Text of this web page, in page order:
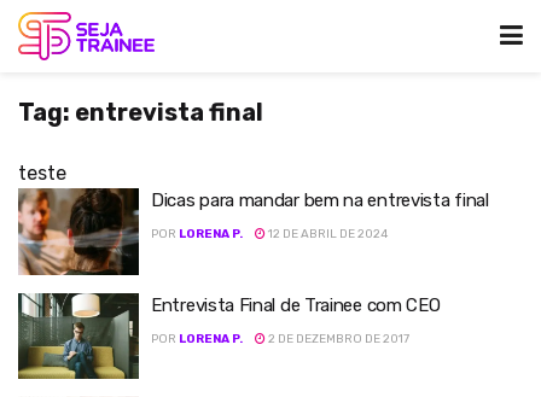
Tag: entrevista final
teste
Dicas para mandar bem na entrevista final
POR LORENA P. 12 DE ABRIL DE 2024
Entrevista Final de Trainee com CEO
POR LORENA P. 2 DE DEZEMBRO DE 2017